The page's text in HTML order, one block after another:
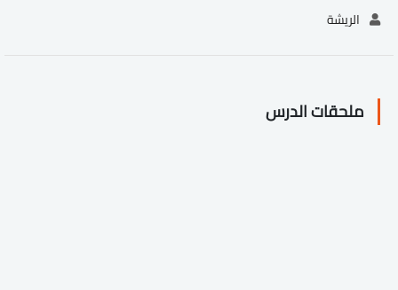
الريشة
ملحقات الدرس